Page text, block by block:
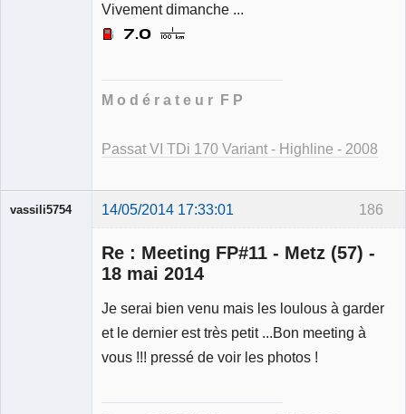
Vivement dimanche ...
M o d é r a t e u r F P
Passat VI TDi 170 Variant - Highline - 2008
186
vassili5754 14/05/2014 17:33:01
Re : Meeting FP#11 - Metz (57) -
18 mai 2014
Je serai bien venu mais les loulous à garder
et le dernier est très petit ...Bon meeting à
vous !!! pressé de voir les photos !